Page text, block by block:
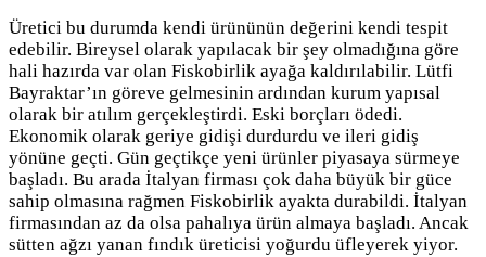
Üretici bu durumda kendi ürününün değerini kendi tespit
edebilir. Bireysel olarak yapılacak bir şey olmadığına göre
hali hazırda var olan Fiskobirlik ayağa kaldırılabilir. Lütfi
Bayraktar’ın göreve gelmesinin ardından kurum yapısal
olarak bir atılım gerçekleştirdi. Eski borçları ödedi.
Ekonomik olarak geriye gidişi durdurdu ve ileri gidiş
yönüne geçti. Gün geçtikçe yeni ürünler piyasaya sürmeye
başladı. Bu arada İtalyan firması çok daha büyük bir güce
sahip olmasına rağmen Fiskobirlik ayakta durabildi. İtalyan
firmasından az da olsa pahalıya ürün almaya başladı. Ancak
sütten ağzı yanan fındık üreticisi yoğurdu üfleyerek yiyor.